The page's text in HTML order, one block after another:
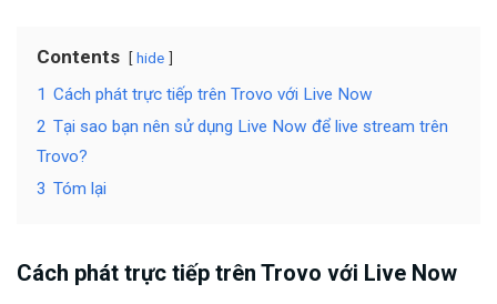
Contents hide
1 Cách phát trực tiếp trên Trovo với Live Now
2 Tại sao bạn nên sử dụng Live Now để live stream trên
Trovo?
3 Tóm lại
Cách phát trực tiếp trên Trovo với Live Now